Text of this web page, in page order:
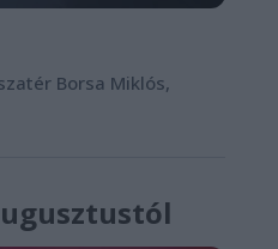
Borsa Miklós,